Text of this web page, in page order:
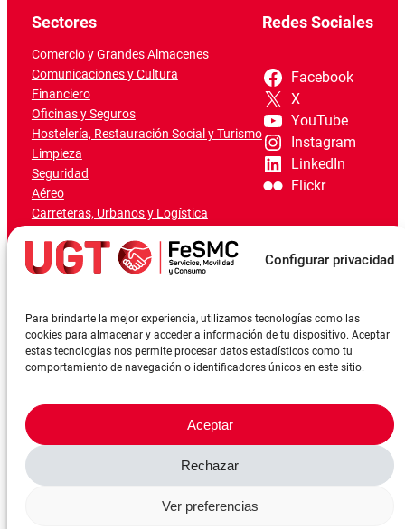
Configurar privacidad
Para brindarte la mejor experiencia, utilizamos tecnologías como las
cookies para almacenar y acceder a información de tu dispositivo. Aceptar
estas tecnologías nos permite procesar datos estadísticos como tu
comportamiento de navegación o identificadores únicos en este sitio.
Aceptar
Rechazar
Ver preferencias
Sectores
Comercio y Grandes Almacenes
Comunicaciones y Cultura
Financiero
Oficinas y Seguros
Hostelería, Restauración Social y Turismo
Limpieza
Seguridad
Aéreo
Carreteras, Urbanos y Logística
Marítimo-Portuario
Redes Sociales
Facebook
X
YouTube
Instagram
LinkedIn
Flickr
©FeSMCUGT 2024